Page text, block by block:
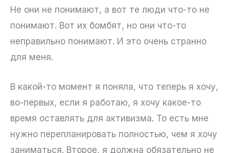
Не они не понимают, а вот те люди что-то не
понимают. Вот их бомбят, но они что-то
неправильно понимают. И это очень странно
для меня.
В какой-то момент я поняла, что теперь я хочу,
во-первых, если я работаю, я хочу какое-то
время оставлять для активизма. То есть мне
нужно перепланировать полностью, чем я хочу
заниматься. Второе, я должна обязательно не